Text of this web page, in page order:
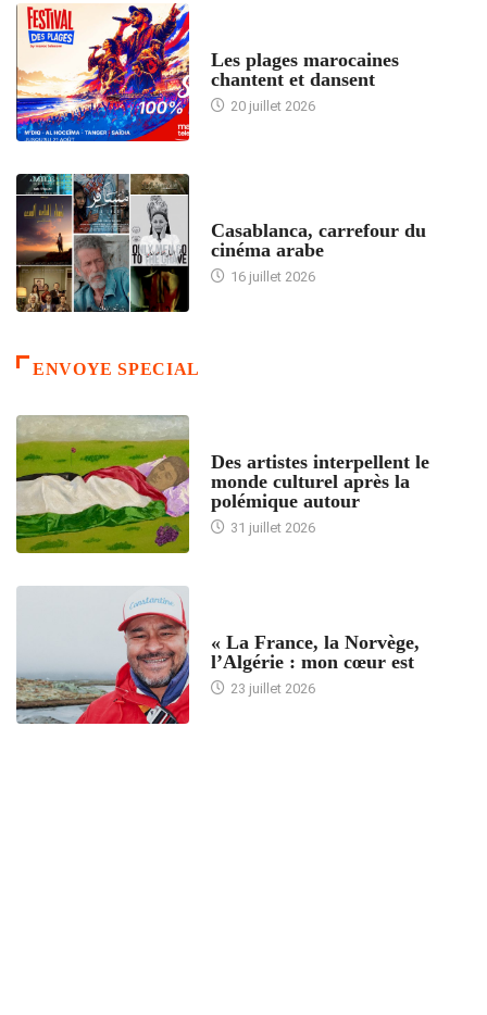
Les plages marocaines
chantent et dansent
20 juillet 2026
Casablanca, carrefour du
cinéma arabe
16 juillet 2026
ENVOYE SPECIAL
Des artistes interpellent le
monde culturel après la
polémique autour
31 juillet 2026
« La France, la Norvège,
l’Algérie : mon cœur est
23 juillet 2026